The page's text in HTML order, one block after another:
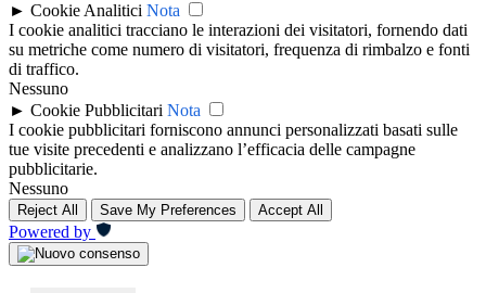
► Cookie Analitici Nota
I cookie analitici tracciano le interazioni dei visitatori, fornendo dati
su metriche come numero di visitatori, frequenza di rimbalzo e fonti
di traffico.
Nessuno
► Cookie Pubblicitari Nota
I cookie pubblicitari forniscono annunci personalizzati basati sulle
tue visite precedenti e analizzano l’efficacia delle campagne
pubblicitarie.
Nessuno
Reject All Save My Preferences Accept All
Powered by